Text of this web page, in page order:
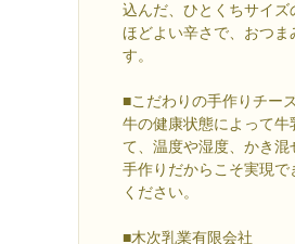
込んだ、ひとくちサイズ
ほどよい辛さで、おつ
す。
■こだわりの手作りチー
牛の健康状態によって
て、温度や湿度、かき混
手作りだからこそ実現
ください。
■木次乳業有限会社